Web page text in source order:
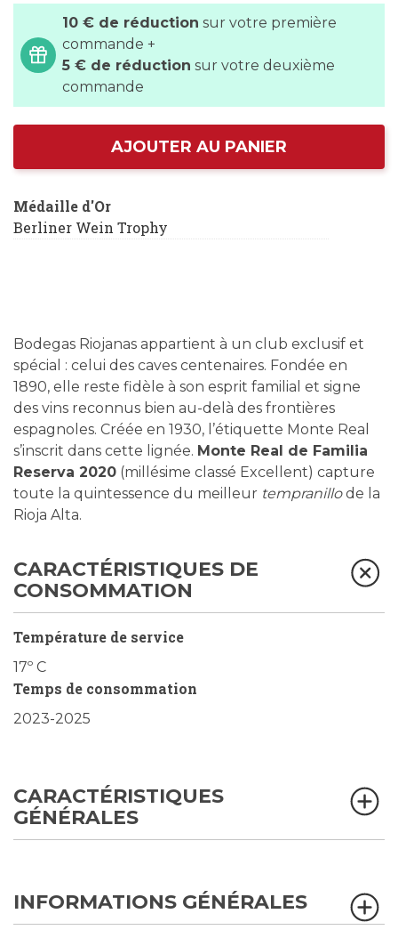
10 € de réduction sur votre première
commande +
5 € de réduction sur votre deuxième
commande
AJOUTER AU PANIER
Médaille d'Or
Berliner Wein Trophy
Bodegas Riojanas appartient à un club exclusif et
spécial : celui des caves centenaires. Fondée en
1890, elle reste fidèle à son esprit familial et signe
des vins reconnus bien au-delà des frontières
espagnoles. Créée en 1930, l’étiquette Monte Real
s’inscrit dans cette lignée. Monte Real de Familia
Reserva 2020 (millésime classé Excellent) capture
toute la quintessence du meilleur tempranillode la
Rioja Alta.
CARACTÉRISTIQUES DE
CONSOMMATION
Température de service
17º C
Temps de consommation
2023-2025
CARACTÉRISTIQUES
GÉNÉRALES
INFORMATIONS GÉNÉRALES